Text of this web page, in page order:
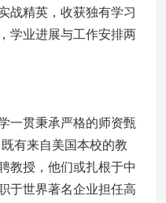
战精英，收获独有学习
学业进展与工作安排两
一贯秉承严格的师资甄
有来自美国本校的教
教授，他们或扎根于中
于世界著名企业担任高